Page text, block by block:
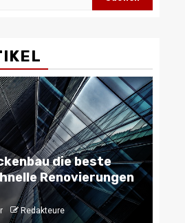
die beste
Renovierungen
Redakteure